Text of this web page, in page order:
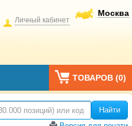
Москва
Личный кабинет
ТОВАРОВ (0)
Найти